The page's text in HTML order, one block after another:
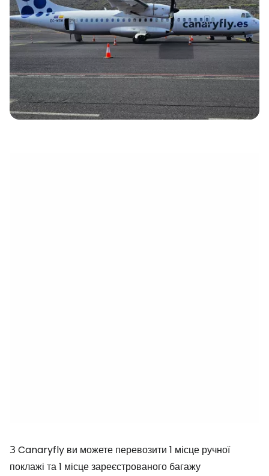
З Canaryfly ви можете перевозити 1 місце ручної
поклажі та 1 місце зареєстрованого багажу